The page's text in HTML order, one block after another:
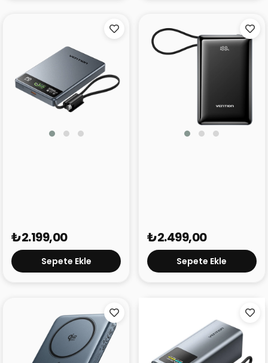
₺2.199,00
Sepete Ekle
₺2.499,00
Sepete Ekle